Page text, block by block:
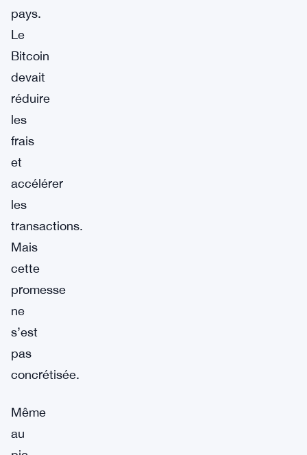
pays.
Le
Bitcoin
devait
réduire
les
frais
et
accélérer
les
transactions.
Mais
cette
promesse
ne
s’est
pas
concrétisée.
Même
au